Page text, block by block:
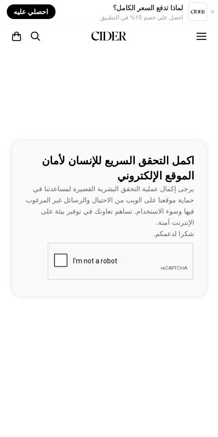
لماذا تدفع السعر الكامل؟
احصل على خصم 15% في التطبيق
احصلي عليه
اكمل التحقق السريع للإنسان لأمان
الموقع الإلكتروني
يرجى إكمال عملية التحقق البشرية القصيرة لمساعدتنا في
حماية موقعنا على الويب من الاحتيال والرسائل غير المرغوب
فيها وسوء الاستخدام. تساهم تعاونك في توفير بيئة على
الإنترنت آمنة.
شكرا لدعمكم.